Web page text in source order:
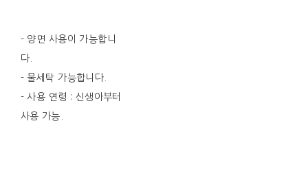
- 양면 사용이 가능합니
다.
- 물세탁 가능합니다.
- 사용 연령 : 신생아부터
사용 가능.